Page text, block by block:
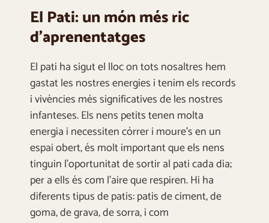
El Pati: un món més ric
d’aprenentatges
El pati ha sigut el lloc on tots nosaltres hem
gastat les nostres energies i tenim els records
i vivències més significatives de les nostres
infanteses. Els nens petits tenen molta
energia i necessiten córrer i moure’s en un
espai obert, és molt important que els nens
tinguin l’oportunitat de sortir al pati cada dia;
per a ells és com l’aire que respiren. Hi ha
diferents tipus de patis: patis de ciment, de
goma, de grava, de sorra, i com